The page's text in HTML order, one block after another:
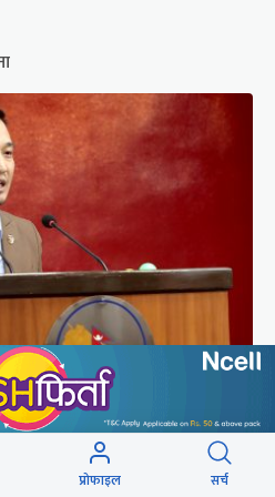
दिए प्रश्न नगर्न चेतावनी
प्रोफाइल सर्च